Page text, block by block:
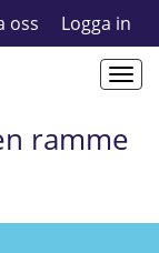
oss Logga in
ramme